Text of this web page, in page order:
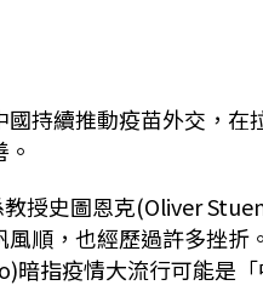
持續推動疫苗外交，
教授史圖恩克(Oliver
順，也經歷過許多挫
指疫情大流行可能是「